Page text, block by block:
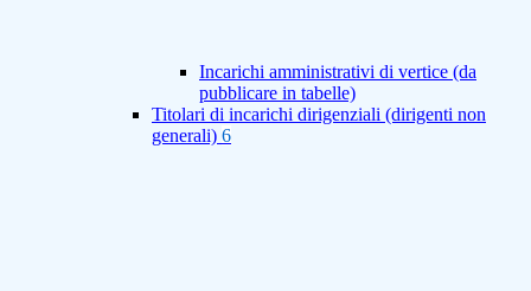
Incarichi amministrativi di vertice (da
pubblicare in tabelle)
Titolari di incarichi dirigenziali (dirigenti non
generali) 6